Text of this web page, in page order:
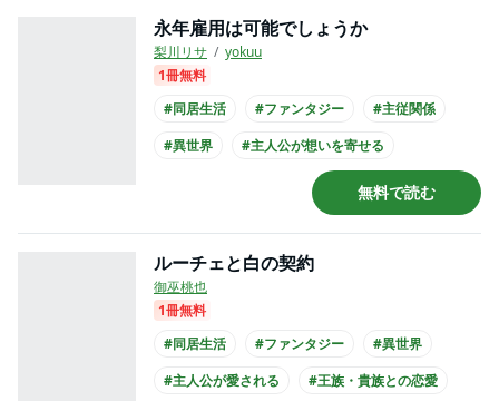
永年雇用は可能でしょうか
梨川リサ
yokuu
1冊無料
#同居生活
#ファンタジー
#主従関係
#異世界
#主人公が想いを寄せる
#主人公がメイド
無料で読む
ルーチェと白の契約
御巫桃也
1冊無料
#同居生活
#ファンタジー
#異世界
#主人公が愛される
#王族・貴族との恋愛